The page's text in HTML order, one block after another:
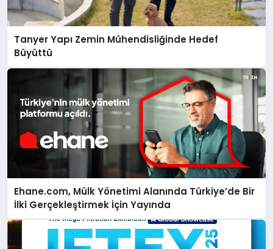
Tanyer Yapı Zemin Mühendisliğinde Hedef
Büyüttü
Ehane.com, Mülk Yönetimi Alanında Türkiye’de Bir
İlki Gerçekleştirmek İçin Yayında